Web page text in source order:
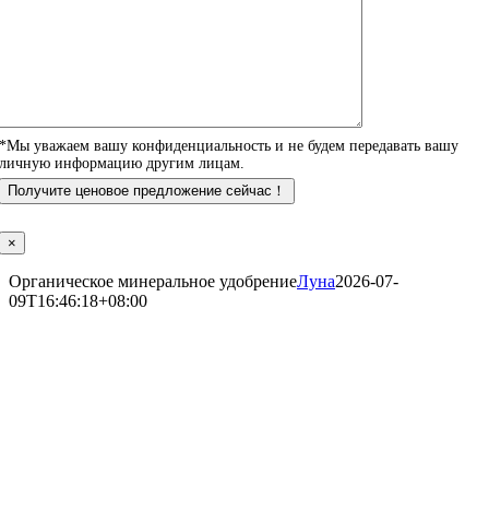
*Мы уважаем вашу конфиденциальность и не будем передавать вашу
личную информацию другим лицам.
×
Органическое минеральное удобрениеЛуна2026-07-
09T16:46:18+08:00